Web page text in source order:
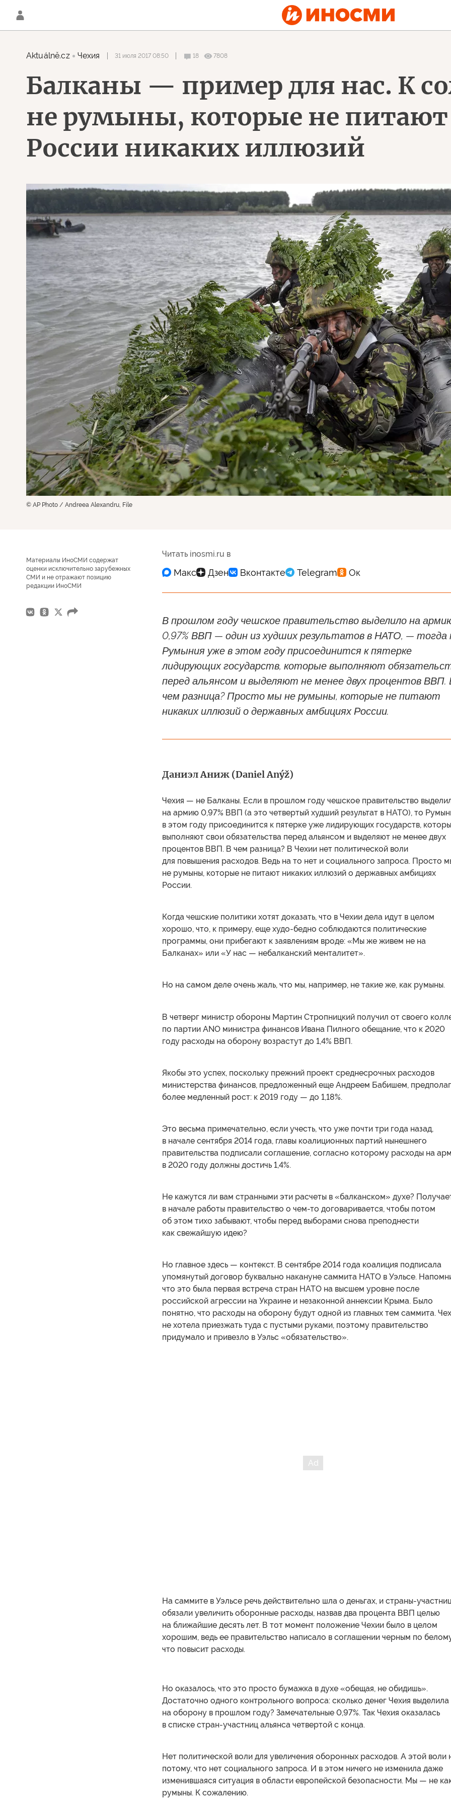
Aktuálně.cz Чехия 31 июля 2017 08:50 18 7808
Балканы — пример для нас. К
не румыны, которые не питают
России никаких иллюзий
© AP Photo / Andreea Alexandru, File
Материалы ИноСМИ содержат
оценки исключительно зарубежных
СМИ и не отражают позицию
редакции ИноСМИ
Читать inosmi.ru в
В прошлом году чешское правительство выделило на
0,97% ВВП — один из худших результатов в НАТО, — тогда
Румыния уже в этом году присоединится к пятерке
лидирующих государств, которые выполняют
перед альянсом и выделяют не менее двух процентов ВВП.
чем разница? Просто мы не румыны, которые не питают
никаких иллюзий о державных амбициях России.
Даниэл Аниж (Daniel Anýž)
Чехия — не Балканы. Если в прошлом году чешское правительство
на армию 0,97% ВВП (а это четвертый худший результат в НАТО), то
в этом году присоединится к пятерке уже лидирующих государств,
выполняют свои обязательства перед альянсом и выделяют не менее двух
процентов ВВП. В чем разница? В Чехии нет политической воли
для повышения расходов. Ведь на то нет и социального запроса. Просто
не румыны, которые не питают никаких иллюзий о державных амбициях
России.
Когда чешские политики хотят доказать, что в Чехии дела идут в целом
хорошо, что, к примеру, еще худо-бедно соблюдаются политические
программы, они прибегают к заявлениям вроде: «Мы же живем не на
Балканах» или «У нас — небалканский менталитет».
Но на самом деле очень жаль, что мы, например, не такие же, как румыны.
В четверг министр обороны Мартин Стропницкий получил от своего
по партии ANO министра финансов Ивана Пилного обещание, что к 2020
году расходы на оборону возрастут до 1,4% ВВП.
Якобы это успех, поскольку прежний проект среднесрочных расходов
министерства финансов, предложенный еще Андреем Бабишем,
более медленный рост: к 2019 году — до 1,18%.
Это весьма примечательно, если учесть, что уже почти три года назад,
в начале сентября 2014 года, главы коалиционных партий нынешнего
правительства подписали соглашение, согласно которому расходы на
в 2020 году должны достичь 1,4%.
Не кажутся ли вам странными эти расчеты в «балканском» духе?
в начале работы правительство о чем-то договаривается, чтобы потом
об этом тихо забывают, чтобы перед выборами снова преподнести
как свежайшую идею?
Но главное здесь — контекст. В сентябре 2014 года коалиция подписала
упомянутый договор буквально накануне саммита НАТО в Уэльсе.
что это была первая встреча стран НАТО на высшем уровне после
российской агрессии на Украине и незаконной аннексии Крыма. Было
понятно, что расходы на оборону будут одной из главных тем саммита.
не хотела приезжать туда с пустыми руками, поэтому правительство
придумало и привезло в Уэльс «обязательство».
На саммите в Уэльсе речь действительно шла о деньгах, и страны-
обязали увеличить оборонные расходы, назвав два процента ВВП целью
на ближайшие десять лет. В тот момент положение Чехии было в целом
хорошим, ведь ее правительство написало в соглашении черным по
что повысит расходы.
Но оказалось, что это просто бумажка в духе «обещая, не обидишь».
Достаточно одного контрольного вопроса: сколько денег Чехия выделила
на оборону в прошлом году? Замечательные 0,97%. Так Чехия оказалась
в списке стран-участниц альянса четвертой с конца.
Нет политической воли для увеличения оборонных расходов. А этой воли
потому, что нет социального запроса. И в этом ничего не изменила даже
изменившаяся ситуация в области европейской безопасности. Мы — не
румыны. К сожалению.